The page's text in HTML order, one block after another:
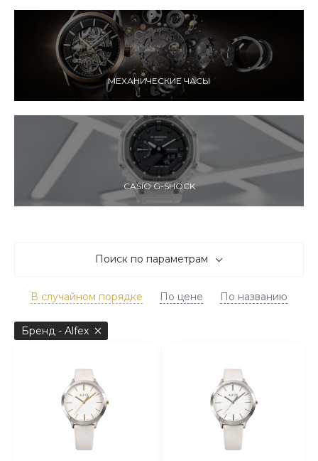
МЕХАНИЧЕСКИЕ ЧАСЫ
CASIO G-SHOCK
Поиск по параметрам
В случайном порядке По цене По названию
Бренд - Alfex